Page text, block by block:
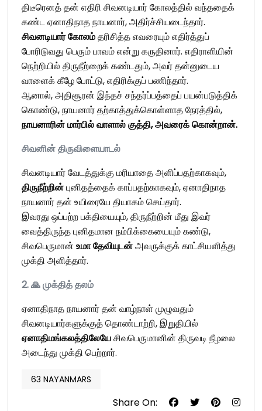
திடீரெனத் தன் எதிரி சிவனடியார் கோலத்தில் வந்ததைக்
கண்ட ஏனாதிநாத நாயனார், அதிர்ச்சியடைந்தார்.
சிவனடியார்கோலம்தரிசித்த எவரையும் எதிர்த்துப்
போரிடுவது பெரும் பாவம் என்று கருதினார். எதிராளியின்
நெற்றியில் திருநீற்றைக் கண்டதும், அவர் தன்னுடைய
வாளைக் கீழே போட்டு, எதிரிக்குப் பணிந்தார்.
ஆனால், அதிசூரன் இந்தச் சந்தர்ப்பத்தைப் பயன்படுத்திக்
கொண்டு, நாயனார் தற்காத்துக்கொள்ளாத நேரத்தில்,
நாயனாரின்மார்பில்வாளால்குத்தி,அவரைக்கொன்றான்.
சிவனின்திருவிளையாடல்
சிவனடியார் வேடத்துக்கு மரியாதை அளிப்பதற்காகவும்,
திருநீற்றின்புனிதத்தைக் காப்பதற்காகவும், ஏனாதிநாத
நாயனார் தன் உயிரையே தியாகம் செய்தார்.
இவரது ஒப்பற்ற பக்தியையும், திருநீற்றின் மீது இவர்
வைத்திருந்த புனிதமான நம்பிக்கையையும் கண்டு,
சிவபெருமான் உமாதேவியுடன்அவருக்குக் காட்சியளித்து
முக்தி அளித்தார்.
2.🙏முக்தித்தலம்
ஏனாதிநாத நாயனார் தன் வாழ்நாள் முழுவதும்
சிவனடியார்களுக்குத் தொண்டாற்றி, இறுதியில்
ஏனாதிமங்கலத்திலேயேசிவபெருமானின் திருவடி நீழலை
அடைந்து முக்தி பெற்றார்.
63 NAYANMARS
Share On: